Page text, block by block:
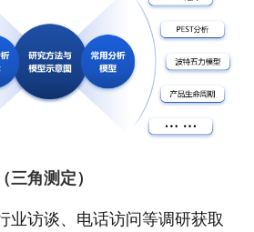
三角测定）
业访谈、电话访问等调研获取